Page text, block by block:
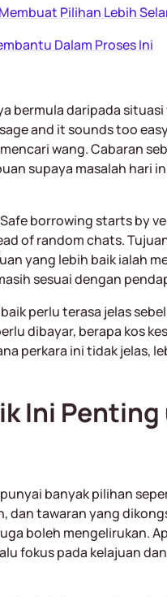
Pilihan Lebih
Dalam Proses Ini
bermula daripada
and it sounds too
wang. Cabaran
supaya masalah hari
borrowing starts by
of random chats.
yang lebih baik ialah
sesuai dengan
perlu terasa jelas
dibayar, berapa kos
perkara ini tidak jelas,
Ini
banyak pilihan
dan tawaran yang
boleh mengelirukan.
fokus pada kelajuan